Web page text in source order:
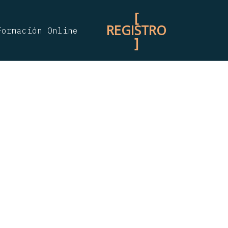
Online
[
REGISTRO
]